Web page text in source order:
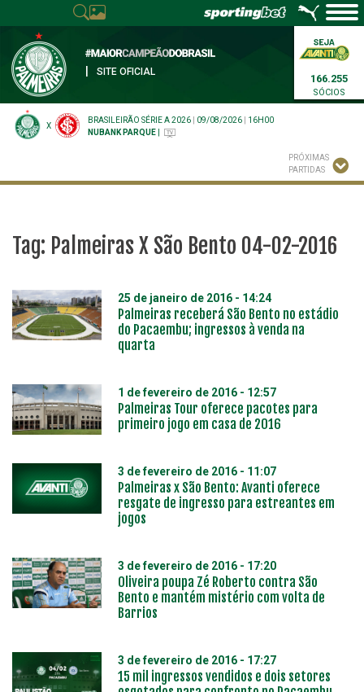
SITE OFICIAL
166.255
SÓCIOS
X
BRASILEIRÃO SÉRIE A 2026 09/08/2026
16H00
NUBANK PARQUE
PRÓXIMAS
PARTIDAS
Tag: Palmeiras X São Bento 04-02-2016
25 de janeiro de 2016 - 14:24
Palmeiras receberá São Bento no estádio
do Pacaembu; ingressos à venda na
quarta
1 de fevereiro de 2016 - 12:57
Palmeiras Tour oferece pacotes para
primeiro jogo em casa de 2016
3 de fevereiro de 2016 - 11:07
Palmeiras x São Bento: Avanti oferece
resgate de ingresso para estreantes em
jogos
3 de fevereiro de 2016 - 17:20
Oliveira poupa Zé Roberto contra São
Bento e mantém mistério com volta de
Barrios
3 de fevereiro de 2016 - 17:27
15 mil ingressos vendidos e dois setores